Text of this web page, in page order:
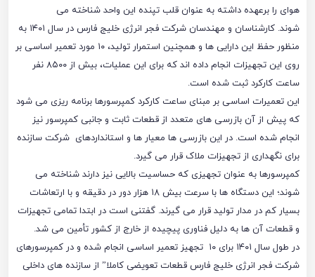
هوای را برعهده داشته به عنوان قلب تپنده این واحد شناخته می
شوند. کارشناسان و مهندسان شرکت فجر انرژی خلیج فارس در سال ۱۴۰۱ به
منظور حفظ این دارایی ها و همچنین استمرار تولید، ۱۰ مورد تعمیر اساسی بر
روی این تجهیزات انجام داده اند که برای این عملیات، بیش از ۸۵۰۰ نفر
ساعت کارکرد ثبت شده است.
این تعمیرات اساسی بر مبنای ساعت کارکرد کمپرسورها برنامه ریزی می شود
که پیش از آن بازرسی های متعدد از قطعات ثابت و جانبی کمپرسور نیز
انجام شده است. در این بازرسی ها معیار ها و استانداردهای شرکت سازنده
برای نگهداری از تجهیزات ملاک قرار می گیرد.
کمپرسورها به عنوان تجهیزی که حساسیت بالایی نیز دارند شناخته می
شوند؛ این دستگاه ها با سرعت بیش ۱۸ هزار دور در دقیقه و با ارتعاشات
بسیار کم در مدار تولید قرار می گیرند. گفتنی است در ابتدا تمامی تجهیزات
و قطعات آن ها به دلیل فناوری پیچیده از خارج از کشور تأمین می شد.
در طول سال ۱۴۰۱ برای ۱۰ تجهیز تعمیر اساسی انجام شده و در کمپرسورهای
شرکت فجر انرژی خلیج فارس قطعات تعویضی کاملا” از سازنده های داخلی